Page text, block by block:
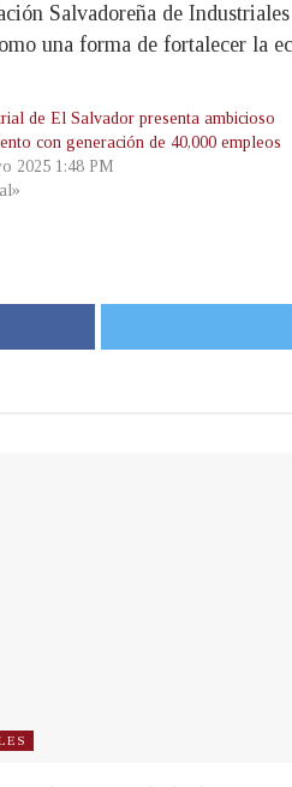
Salvadoreña de
una forma de fortalecer la
de El Salvador presenta ambicioso
con generación de 40,000 empleos
2025 1:48 PM